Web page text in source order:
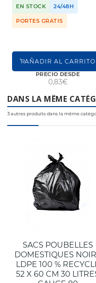
EN STOCK 24/48H
PORTES GRATIS
AÑADIR AL CARRITO
PRECIO DESDE
0,83€
DANS LA MÊME
3 autres produits dans la même
SACS POUBELLES
DOMESTIQUES
LDPE 100 %
52 X 60 CM 30